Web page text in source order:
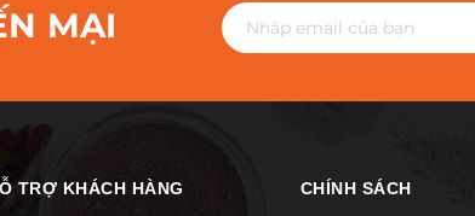
MẠI
TRỢ KHÁCH HÀNG CHÍNH SÁCH